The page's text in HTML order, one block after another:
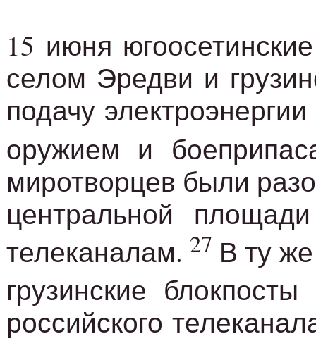
15 июня
селом Эредви и
подачу
оружием и
миротворцев были
центральной
телеканалам. 27 В ту
грузинские
российского